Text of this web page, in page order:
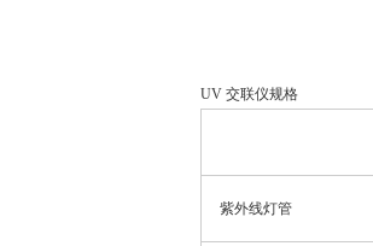
UV 交联仪规格
紫外线灯管